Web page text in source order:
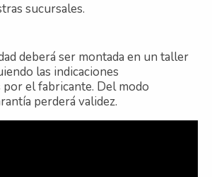
sucursales.
deberá ser montada en un taller
las indicaciones
por el fabricante. Del modo
perderá validez.